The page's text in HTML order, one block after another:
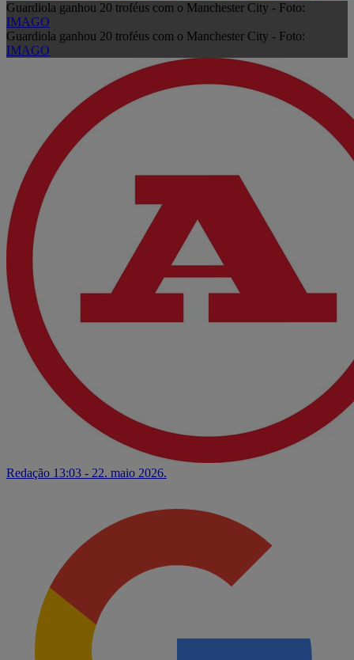
Guardiola ganhou 20 troféus com o Manchester City - Foto:
IMAGO
Guardiola ganhou 20 troféus com o Manchester City - Foto:
IMAGO
Redação 13:03 - 22. maio 2026.